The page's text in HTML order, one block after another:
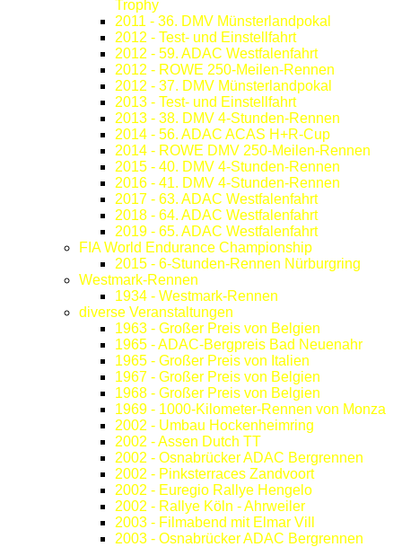
Trophy
2011 - 36. DMV Münsterlandpokal
2012 - Test- und Einstellfahrt
2012 - 59. ADAC Westfalenfahrt
2012 - ROWE 250-Meilen-Rennen
2012 - 37. DMV Münsterlandpokal
2013 - Test- und Einstellfahrt
2013 - 38. DMV 4-Stunden-Rennen
2014 - 56. ADAC ACAS H+R-Cup
2014 - ROWE DMV 250-Meilen-Rennen
2015 - 40. DMV 4-Stunden-Rennen
2016 - 41. DMV 4-Stunden-Rennen
2017 - 63. ADAC Westfalenfahrt
2018 - 64. ADAC Westfalenfahrt
2019 - 65. ADAC Westfalenfahrt
FIA World Endurance Championship
2015 - 6-Stunden-Rennen Nürburgring
Westmark-Rennen
1934 - Westmark-Rennen
diverse Veranstaltungen
1963 - Großer Preis von Belgien
1965 - ADAC-Bergpreis Bad Neuenahr
1965 - Großer Preis von Italien
1967 - Großer Preis von Belgien
1968 - Großer Preis von Belgien
1969 - 1000-Kilometer-Rennen von Monza
2002 - Umbau Hockenheimring
2002 - Assen Dutch TT
2002 - Osnabrücker ADAC Bergrennen
2002 - Pinksterraces Zandvoort
2002 - Euregio Rallye Hengelo
2002 - Rallye Köln - Ahrweiler
2003 - Filmabend mit Elmar Vill
2003 - Osnabrücker ADAC Bergrennen